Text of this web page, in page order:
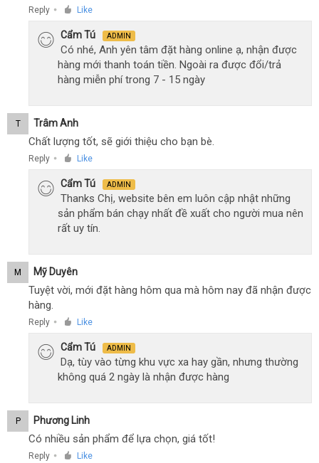
Reply ● Like
Cẩm Tú ADMIN
Có nhé, Anh yên tâm đặt hàng online ạ, nhận được
hàng mới thanh toán tiền. Ngoài ra được đổi/trả
hàng miễn phí trong 7 - 15 ngày
T Trâm Anh
Chất lượng tốt, sẽ giới thiệu cho bạn bè.
Reply ● Like
Cẩm Tú ADMIN
Thanks Chị, website bên em luôn cập nhật những
sản phẩm bán chạy nhất đề xuất cho người mua nên
rất uy tín.
M Mỹ Duyên
Tuyệt vời, mới đặt hàng hôm qua mà hôm nay đã nhận được
hàng.
Reply ● Like
Cẩm Tú ADMIN
Dạ, tùy vào từng khu vực xa hay gần, nhưng thường
không quá 2 ngày là nhận được hàng
P Phương Linh
Có nhiều sản phẩm để lựa chọn, giá tốt!
Reply ● Like